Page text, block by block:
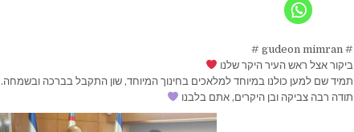
# gudeon mimran #
ביקור אצל ראש העיר היקר שלנו
תמיד שם למען כולנו במיוחד למלאכים בחינוך המיוחד, שון התקבל בברכה ובשמחה.
תודה רבה צביקה ובן היקרים, אתם בלבנו